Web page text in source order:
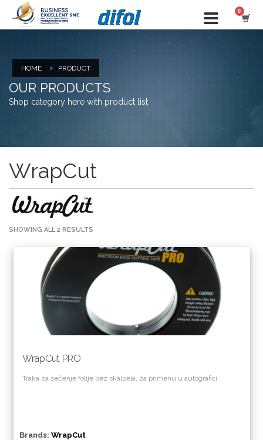
HOME PRODUCT
OUR PRODUCTS
Shop category here with product list
WrapCut
SHOWING ALL 2 RESULTS
WrapCut PRO
Traka za sečenje folije bez skalpela, za primenu u autografici.
Brands: WrapCut